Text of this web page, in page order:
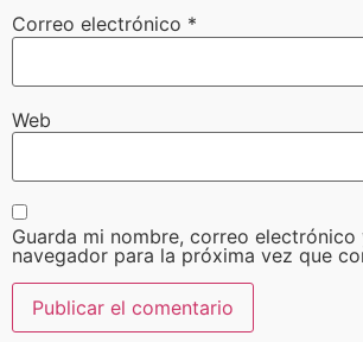
Correo electrónico *
Web
Guarda mi nombre, correo
navegador para la próxima vez que